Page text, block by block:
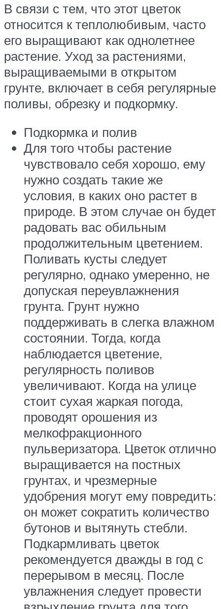
В связи с тем, что этот цветок
относится к теплолюбивым, часто
его выращивают как однолетнее
растение. Уход за растениями,
выращиваемыми в открытом
грунте, включает в себя регулярные
поливы, обрезку и подкормку.
Подкормка и полив
Для того чтобы растение
чувствовало себя хорошо, ему
нужно создать такие же
условия, в каких оно растет в
природе. В этом случае он будет
радовать вас обильным
продолжительным цветением.
Поливать кусты следует
регулярно, однако умеренно, не
допуская переувлажнения
грунта. Грунт нужно
поддерживать в слегка влажном
состоянии. Тогда, когда
наблюдается цветение,
регулярность поливов
увеличивают. Когда на улице
стоит сухая жаркая погода,
проводят орошения из
мелкофракционного
пульверизатора. Цветок отлично
выращивается на постных
грунтах, и чрезмерные
удобрения могут ему повредить:
он может сократить количество
бутонов и вытянуть стебли.
Подкармливать цветок
рекомендуется дважды в год с
перерывом в месяц. После
увлажнения следует провести